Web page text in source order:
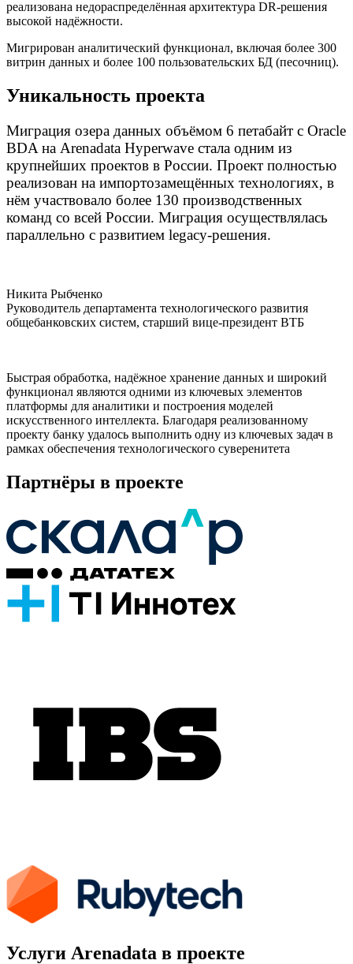
реализована недораспределённая архитектура DR-решения
высокой надёжности.
Мигрирован аналитический функционал, включая более 300
витрин данных и более 100 пользовательских БД (песочниц).
Уникальность проекта
Миграция озера данных объёмом 6 петабайт с Oracle
BDA на Arenadata Hyperwave стала одним из
крупнейших проектов в России. Проект полностью
реализован на импортозамещённых технологиях, в
нём участвовало более 130 производственных
команд со всей России. Миграция осуществлялась
параллельно с развитием legacy-решения.
Никита Рыбченко
Руководитель департамента технологического развития
общебанковских систем, старший вице-президент ВТБ
Быстрая обработка, надёжное хранение данных и широкий
функционал являются одними из ключевых элементов
платформы для аналитики и построения моделей
искусственного интеллекта. Благодаря реализованному
проекту банку удалось выполнить одну из ключевых задач в
рамках обеспечения технологического суверенитета
Партнёры в проекте
Услуги Arenadata в проекте